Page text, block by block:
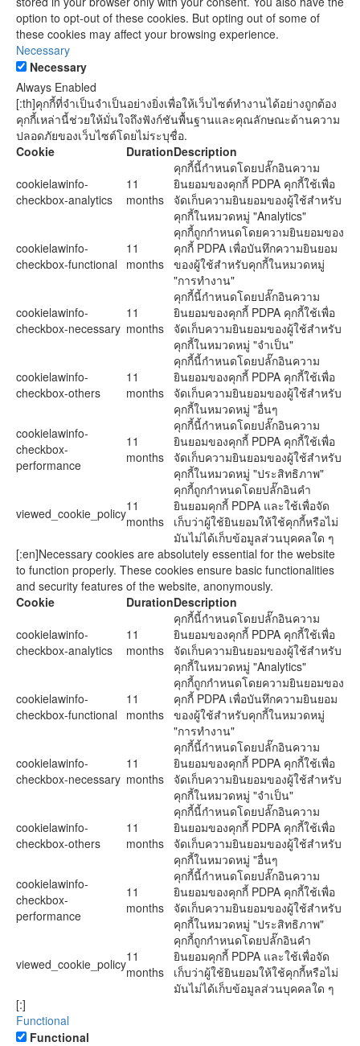
option to opt-out of these cookies. But opting out of some of
these cookies may affect your browsing experience.
Necessary
Necessary
Always Enabled
[:th]คุกกี้ที่จำเป็นจำเป็นอย่างยิ่งเพื่อให้เว็บไซต์ทำงานได้อย่างถูกต้อง
คุกกี้เหล่านี้ช่วยให้มั่นใจถึงฟังก์ชันพื้นฐานและคุณลักษณะด้านความ
ปลอดภัยของเว็บไซต์โดยไม่ระบุชื่อ.
Cookie
DurationDescription
cookielawinfo-
checkbox-analytics
11
months
คุกกี้นี้กำหนดโดยปลั๊กอินความ
ยินยอมของคุกกี้ PDPA คุกกี้ใช้เพื่อ
จัดเก็บความยินยอมของผู้ใช้สำหรับ
คุกกี้ในหมวดหมู่ "Analytics"
cookielawinfo-
checkbox-functional
11
months
คุกกี้ถูกกำหนดโดยความยินยอมของ
คุกกี้ PDPA เพื่อบันทึกความยินยอม
ของผู้ใช้สำหรับคุกกี้ในหมวดหมู่
"การทำงาน"
cookielawinfo-
checkbox-necessary
11
months
คุกกี้นี้กำหนดโดยปลั๊กอินความ
ยินยอมของคุกกี้ PDPA คุกกี้ใช้เพื่อ
จัดเก็บความยินยอมของผู้ใช้สำหรับ
คุกกี้ในหมวดหมู่ "จำเป็น"
cookielawinfo-
checkbox-others
11
months
คุกกี้นี้กำหนดโดยปลั๊กอินความ
ยินยอมของคุกกี้ PDPA คุกกี้ใช้เพื่อ
จัดเก็บความยินยอมของผู้ใช้สำหรับ
คุกกี้ในหมวดหมู่ "อื่นๆ
cookielawinfo-
checkbox-
performance
11
months
คุกกี้นี้กำหนดโดยปลั๊กอินความ
ยินยอมของคุกกี้ PDPA คุกกี้ใช้เพื่อ
จัดเก็บความยินยอมของผู้ใช้สำหรับ
คุกกี้ในหมวดหมู่ "ประสิทธิภาพ"
viewed_cookie_policy11
months
คุกกี้ถูกกำหนดโดยปลั๊กอินคำ
ยินยอมคุกกี้ PDPA และใช้เพื่อจัด
เก็บว่าผู้ใช้ยินยอมให้ใช้คุกกี้หรือไม่
มันไม่ได้เก็บข้อมูลส่วนบุคคลใด ๆ
[:en]Necessary cookies are absolutely essential for the website
to function properly. These cookies ensure basic functionalities
and security features of the website, anonymously.
Cookie
DurationDescription
cookielawinfo-
checkbox-analytics
11
months
คุกกี้นี้กำหนดโดยปลั๊กอินความ
ยินยอมของคุกกี้ PDPA คุกกี้ใช้เพื่อ
จัดเก็บความยินยอมของผู้ใช้สำหรับ
คุกกี้ในหมวดหมู่ "Analytics"
cookielawinfo-
checkbox-functional
11
months
คุกกี้ถูกกำหนดโดยความยินยอมของ
คุกกี้ PDPA เพื่อบันทึกความยินยอม
ของผู้ใช้สำหรับคุกกี้ในหมวดหมู่
"การทำงาน"
cookielawinfo-
checkbox-necessary
11
months
คุกกี้นี้กำหนดโดยปลั๊กอินความ
ยินยอมของคุกกี้ PDPA คุกกี้ใช้เพื่อ
จัดเก็บความยินยอมของผู้ใช้สำหรับ
คุกกี้ในหมวดหมู่ "จำเป็น"
cookielawinfo-
checkbox-others
11
months
คุกกี้นี้กำหนดโดยปลั๊กอินความ
ยินยอมของคุกกี้ PDPA คุกกี้ใช้เพื่อ
จัดเก็บความยินยอมของผู้ใช้สำหรับ
คุกกี้ในหมวดหมู่ "อื่นๆ
cookielawinfo-
checkbox-
performance
11
months
คุกกี้นี้กำหนดโดยปลั๊กอินความ
ยินยอมของคุกกี้ PDPA คุกกี้ใช้เพื่อ
จัดเก็บความยินยอมของผู้ใช้สำหรับ
คุกกี้ในหมวดหมู่ "ประสิทธิภาพ"
viewed_cookie_policy11
months
คุกกี้ถูกกำหนดโดยปลั๊กอินคำ
ยินยอมคุกกี้ PDPA และใช้เพื่อจัด
เก็บว่าผู้ใช้ยินยอมให้ใช้คุกกี้หรือไม่
มันไม่ได้เก็บข้อมูลส่วนบุคคลใด ๆ
[:]
Functional
Functional